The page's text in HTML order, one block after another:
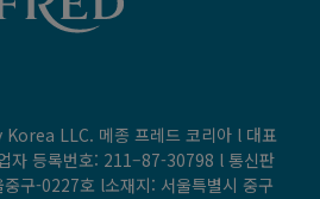
LLC. 메종 프레드 코리아 l 대표
등록번호: 211–87-30798 l 통신판
구-0227호 l소재지: 서울특별시 중구